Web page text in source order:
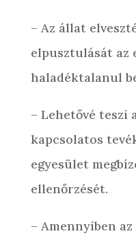
– Az állat
elpusztulását az
haladéktalanul
– Lehetővé teszi
kapcsolatos
egyesület
ellenőrzését.
– Amennyiben